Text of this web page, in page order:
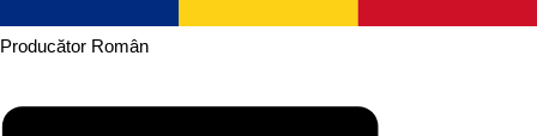
Producător Român